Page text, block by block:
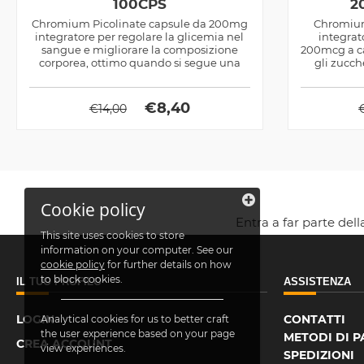
100CPS
Chromium Picolinate capsule da 200mg
integratore per regolare la glicemia nel
sangue e migliorare la composizione
corporea, ottimo quando si segue una
€14,00 €8,40
200mcg a
gli
Entra a far parte
IL TUO PROFILO
LOGIN
CREA ACCOUNT
ASSISTENZA
CONTATTI
METODI DI
SPEDIZIONI
Cookie policy
This site uses cookies to store
information on your computer. See our
cookie policy for further details on how
to block cookies.
Analytical cookies for us to better craft
the user experience based on your page
view experiences.